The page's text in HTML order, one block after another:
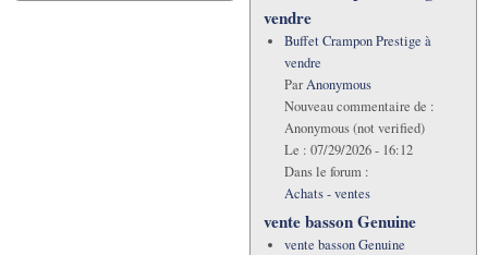
vendre
Buffet Crampon Prestige à
vendre
ParAnonymous
Nouveau commentaire de :
Anonymous (not verified)
Le : 07/29/2026 - 16:12
Dans le forum :
Achats - ventes
vente basson Genuine
vente basson Genuine